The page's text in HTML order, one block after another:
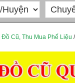
Cũ, Thu Mua Phế Liệu /